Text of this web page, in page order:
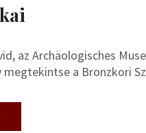
az Archäologisches
megtekintse a Bronzkori